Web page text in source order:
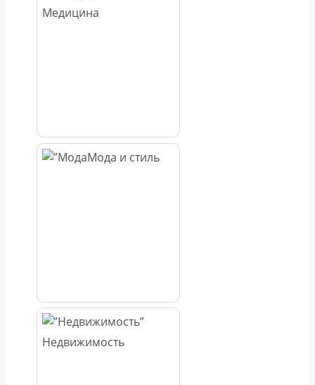
Медицина
Мода и стиль
Недвижимость